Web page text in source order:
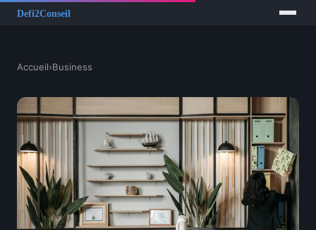
Accueil›Business